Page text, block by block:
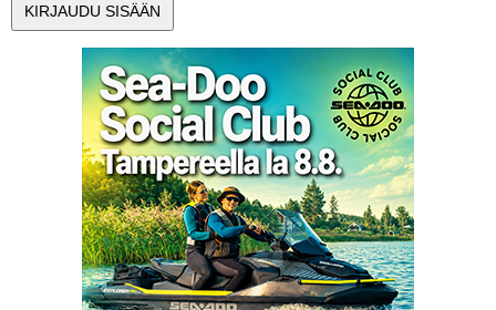
LUE DIGILEHDET
ASIAKASPALVELU JA
OHJEET
MEDIATIEDOT
YHTEYSTIEDOT